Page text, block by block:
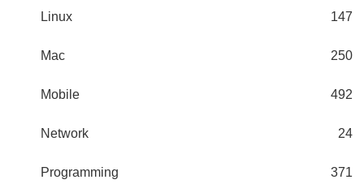
Linux 147
Mac 250
Mobile 492
Network 24
Programming 371